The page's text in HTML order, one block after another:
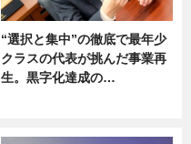
“選択と集中”の徹底で最年少
クラスの代表が挑んだ事業再
生。黒字化達成の…